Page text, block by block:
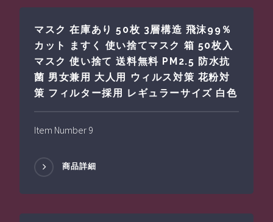
マスク 在庫あり 50枚 3層構造 飛沫99％
カット ますく 使い捨てマスク 箱 50枚入
マスク 使い捨て 送料無料 PM2.5 防水抗
菌 男女兼用 大人用 ウィルス対策 花粉対
策 フィルター採用 レギュラーサイズ 白色
Item Number 9
商品詳細